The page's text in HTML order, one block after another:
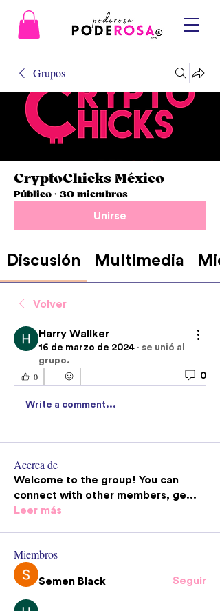
Grupos
CryptoChicks México
Público · 30 miembros
Unirse
Discusión Multimedia
Volver
Harry Wallker
16 de marzo de 2024 · se unió al
grupo.
0 0
Write a comment...
Acerca de
Welcome to the group! You can
connect with other members, ge...
Leer más
Miembros
Semen Black Seguir